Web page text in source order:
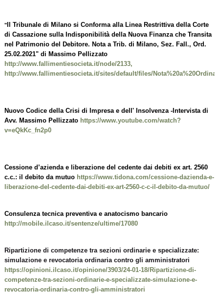
"Il Tribunale di Milano si Conforma alla Linea Restrittiva della Corte
di Cassazione sulla Indisponibilità della Nuova Finanza che Transita
nel Patrimonio del Debitore. Nota a Trib. di Milano, Sez. Fall., Ord.
25.02.2021" di Massimo Pellizzato
http://www.fallimentiesocieta.it/node/2133,
http://www.fallimentiesocieta.it/sites/default/files/
Nuovo Codice della Crisi di Impresa e dell' Insolvenza -Intervista di
Avv. Massimo Pellizzato https://www.youtube.com/watch?
v=eQkKc_fn2p0
Cessione d’azienda e liberazione del cedente dai debiti ex art. 2560
c.c.: il debito da mutuo https://www.tidona.com/cessione-dazienda-e-
liberazione-del-cedente-dai-debiti-ex-art-2560-c-c-il-debito-da-mutuo/
Consulenza tecnica preventiva e anatocismo bancario
http://mobile.ilcaso.it/sentenze/ultime/17080
Ripartizione di competenze tra sezioni ordinarie e specializzate:
simulazione e revocatoria ordinaria contro gli amministratori
https://opinioni.ilcaso.it/opinione/3903/24-01-18/Ripartizione-di-
competenze-tra-sezioni-ordinarie-e-specializzate-simulazione-e-
revocatoria-ordinaria-contro-gli-amministratori